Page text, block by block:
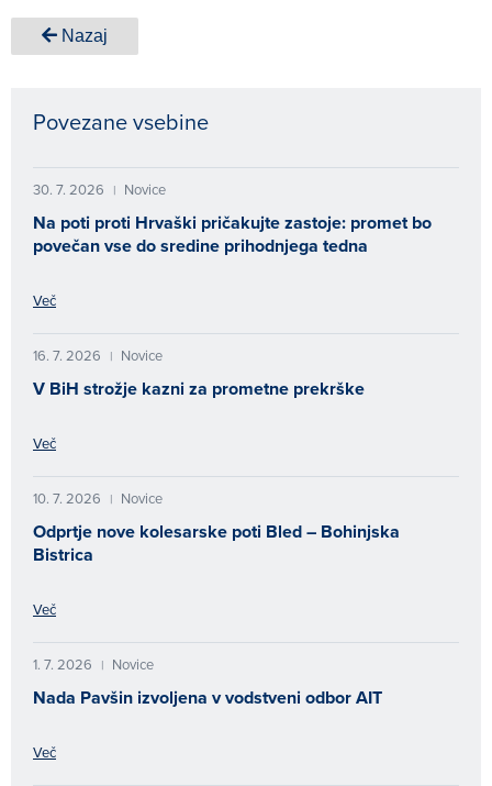
Nazaj
Povezane vsebine
30. 7. 2026 | Novice
Na poti proti Hrvaški pričakujte zastoje: promet bo
povečan vse do sredine prihodnjega tedna
Več
16. 7. 2026 | Novice
V BiH strožje kazni za prometne prekrške
Več
10. 7. 2026 | Novice
Odprtje nove kolesarske poti Bled – Bohinjska
Bistrica
Več
1. 7. 2026 | Novice
Nada Pavšin izvoljena v vodstveni odbor AIT
Več